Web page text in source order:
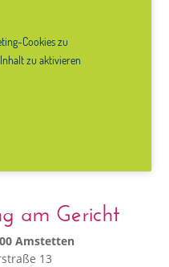
Cookies zu
zu aktivieren
am Gericht
Amstetten
13